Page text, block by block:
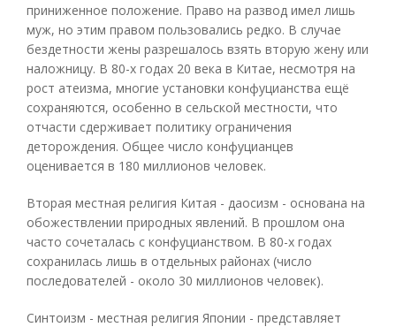
приниженное положение. Право на развод имел лишь
муж, но этим правом пользовались редко. В случае
бездетности жены разрешалось взять вторую жену или
наложницу. В 80-х годах 20 века в Китае, несмотря на
рост атеизма, многие установки конфуцианства ещё
сохраняются, особенно в сельской местности, что
отчасти сдерживает политику ограничения
деторождения. Общее число конфуцианцев
оценивается в 180 миллионов человек.
Вторая местная религия Китая - даосизм - основана на
обожествлении природных явлений. В прошлом она
часто сочеталась с конфуцианством. В 80-х годах
сохранилась лишь в отдельных районах (число
последователей - около 30 миллионов человек).
Синтоизм - местная религия Японии - представляет